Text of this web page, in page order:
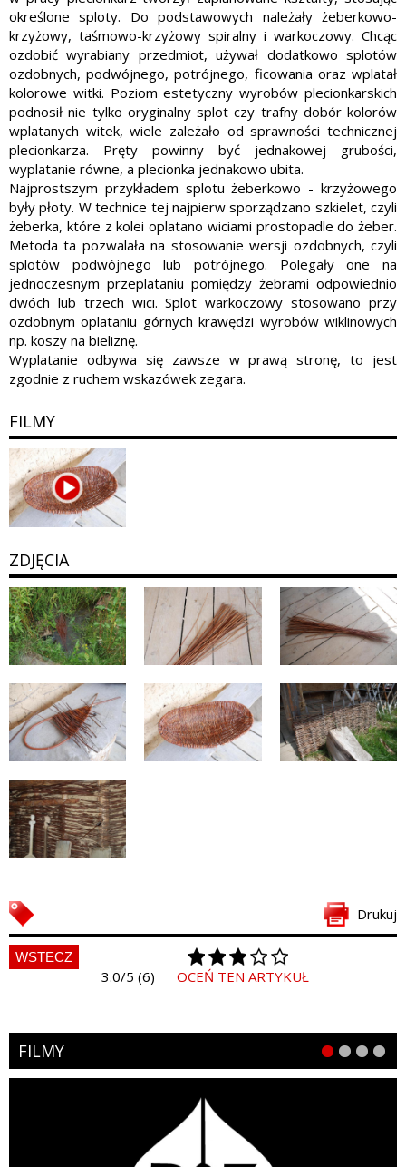
określone sploty. Do podstawowych należały żeberkowo-
krzyżowy, taśmowo-krzyżowy spiralny i warkoczowy. Chcąc
ozdobić wy­rabiany przedmiot, używał dodatkowo splotów
ozdob­nych, podwójnego, potrójne­go, ficowania oraz wplatał
kolorowe witki. Poziom este­tyczny wyrobów plecionkarskich
podnosił nie tylko ory­ginalny splot czy trafny dobór kolorów
wplatanych witek, wiele zależało od sprawności technicznej
plecionkarza. Pręty powinny być jednakowej grubości,
wyplatanie rów­ne, a plecionka jednakowo ubita.
Najprostszym przykładem splotu żeberkowo - krzyżowego
były płoty. W technice tej najpierw sporządzano szkielet, czyli
żeberka, które z ko­lei oplatano wiciami prostopadle do żeber.
Metoda ta pozwalała na stosowanie wersji ozdobnych, czyli
splotów podwójne­go lub potrójnego. Polegały one na
jednoczesnym przeplataniu pomiędzy żebrami odpowiednio
dwóch lub trzech wici. Splot warkoczowy stosowano przy
ozdobnym oplataniu górnych krawę­dzi wyrobów wiklinowych
np. koszy na bieliznę.
Wyplatanie odbywa się zawsze w prawą stronę, to jest
zgodnie z ruchem wskazówek zegara.
FILMY
ZDJĘCIA
Drukuj
WSTECZ
3.0/5 (6) OCEŃ TEN ARTYKUŁ
FILMY